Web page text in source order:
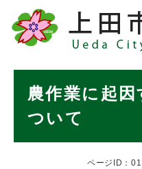
メニュー
農作業に起
ついて
ページID：